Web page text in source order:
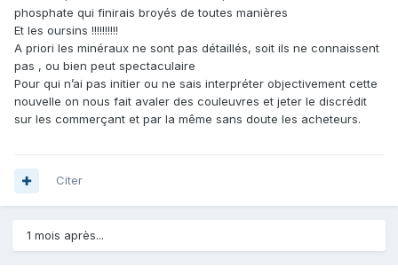
phosphate qui finirais broyés de toutes manières
Et les oursins !!!!!!!!!!
A priori les minéraux ne sont pas détaillés, soit ils ne connaissent
pas , ou bien peut spectaculaire
Pour qui n’ai pas initier ou ne sais interpréter objectivement cette
nouvelle on nous fait avaler des couleuvres et jeter le discrédit
sur les commerçant et par la même sans doute les acheteurs.
Citer
1 mois après...